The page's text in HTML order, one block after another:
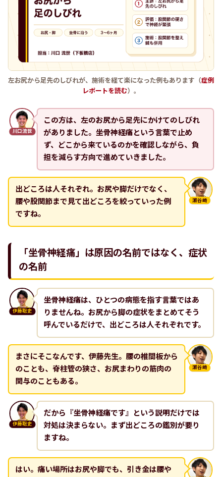
左お尻から足先のしびれが、施術を経て楽になった例もあります（症例
レポートを読む）。
川口流世
この方は、左のお尻から足先にかけてのしびれ
がありました。坐骨神経痛という言葉で止め
ず、どこから来ているのかを確認しながら、負
担を減らす方向で進めていきました。
瀬谷崎
出どころは人それぞれ。お尻や脚だけでなく、
腰や股関節まで見て出どころを絞っていった例
ですね。
「坐骨神経痛」は原因の名前ではなく、症状
の名前
伊藤聡史
坐骨神経痛は、ひとつの病態を指す言葉ではあ
りませんね。お尻から脚の症状をまとめてそう
呼んでいるだけで、出どころは人それぞれです。
瀬谷崎
まさにそこなんです、伊藤先生。腰の椎間板から
のことも、脊柱管の狭さ、お尻まわりの筋肉の
関与のこともある。
伊藤聡史
だから『坐骨神経痛です』という説明だけでは
対処は決まらない。まず出どころの鑑別が要り
ますね。
はい。痛い場所はお尻や脚でも、引き金は腰や